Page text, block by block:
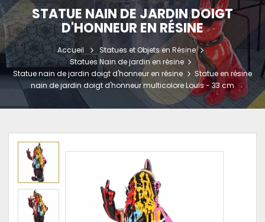
STATUE NAIN DE JARDIN DOIGT
D'HONNEUR EN RÉSINE
Accueil
Statues et Objets en Résine
Statues Nain de jardin en résine
Statue nain de jardin doigt d'honneur en résine
Statue en résine
nain de jardin doigt d'honneur multicolore Louis - 33 cm